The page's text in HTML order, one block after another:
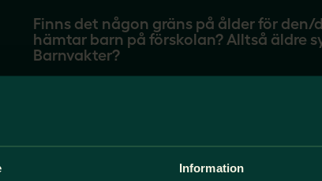
Information
Finns det någon gräns på ålder för den/
hämtar barn på förskolan? Alltså äldre
Barnvakter?
diabetes som behöver tillsyn hela